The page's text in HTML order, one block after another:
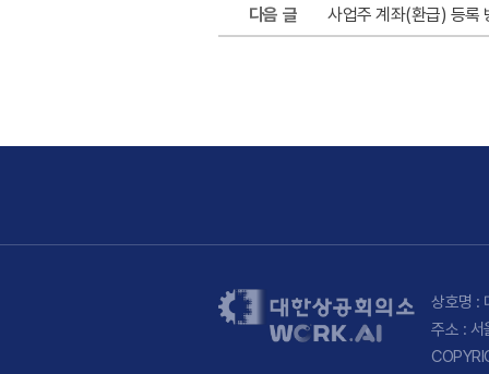
다음 글
사업주 계좌(환급) 등록
상호명 :
주소 :